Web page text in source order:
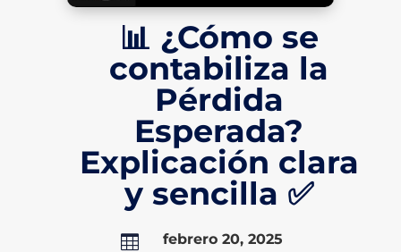
📊 ¿Cómo se
contabiliza la
Pérdida
Esperada?
Explicación clara
y sencilla ✅
 febrero 20, 2025